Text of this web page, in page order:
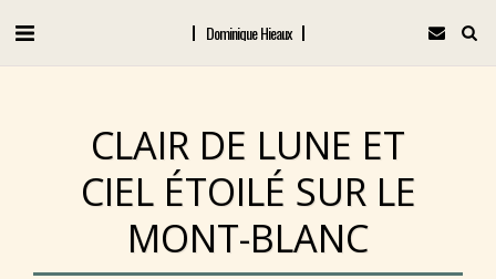
Dominique Hieaux
CLAIR DE LUNE ET
CIEL ÉTOILÉ SUR LE
MONT-BLANC